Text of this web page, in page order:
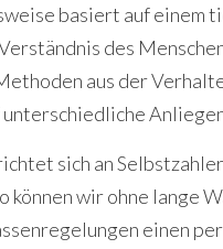
basiert auf einem
des
aus der
unterschiedliche
sich an
können wir ohne lange
einen